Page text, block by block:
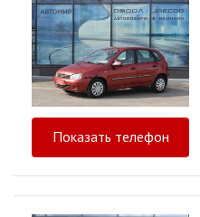
Показать телефон